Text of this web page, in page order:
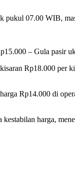
07.00 WIB,
– Gula pasir
Rp18.000 per
Rp14.000 di
harga,